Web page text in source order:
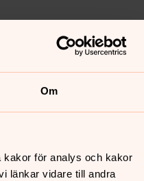
Om
kakor för analys och kakor
länkar vidare till andra